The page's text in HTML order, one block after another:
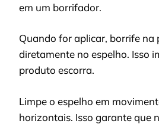
em um borrifador.
Quando for aplicar, borrife na
diretamente no espelho. Isso
produto escorra.
Limpe o espelho em
horizontais. Isso garante que